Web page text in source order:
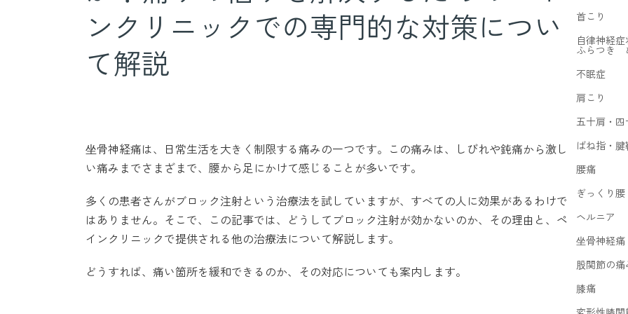
ンクリニックでの専門的な対策につい
て解説
坐骨神経痛は、日常生活を大きく制限する痛みの一つです。この痛みは、しびれや鈍痛から激し
い痛みまでさまざまで、腰から足にかけて感じることが多いです。
多くの患者さんがブロック注射という治療法を試していますが、すべての人に効果があるわけで
はありません。そこで、この記事では、どうしてブロック注射が効かないのか、その理由と、ペ
インクリニックで提供される他の治療法について解説します。
どうすれば、痛い箇所を緩和できるのか、その対応についても案内します。
首こり
自律神経症
ふらつき
不眠症
肩こり
五十肩・四
ばね指・
腰痛
ぎっくり腰
ヘルニア
坐骨神経痛
股関節の痛
膝痛